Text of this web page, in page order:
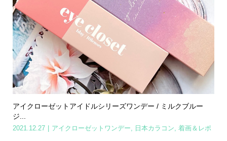
アイクローゼットアイドルシリーズワンデー / ミルクブルー
ジ...
2021.12.27 アイクローゼットワンデー 日本カラコン 着画＆レポ